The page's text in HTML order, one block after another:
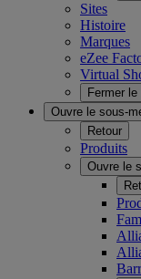
Sites
Histoire
Marques
eZee
Virtual
Fermer le
Ouvre le sous-
Retour
Produits
Ouvre le